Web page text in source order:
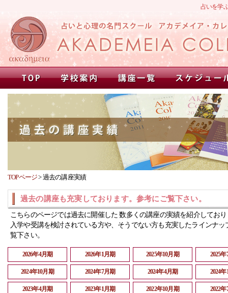
占いを学
TOPページ>過去の講座実績
過去の講座も充実しております。参考にご覧下さい。
こちらのページでは過去に開催した 数多くの講座の実績を紹介してお
入学や受講を検討されている方や、そうでない方も充実したラインナッ
覧下さい。
2026年4月期 2026年1月期 2025年10月期 2025
2024年10月期 2024年7月期 2024年4月期 2024
2023年4月期 2023年1月期 2022年10月期 2022